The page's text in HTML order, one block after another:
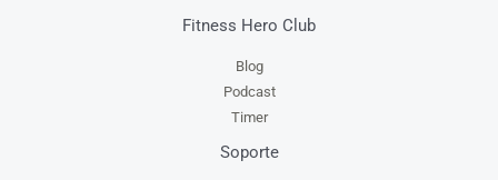
Fitness Hero Club
Blog
Podcast
Timer
Soporte